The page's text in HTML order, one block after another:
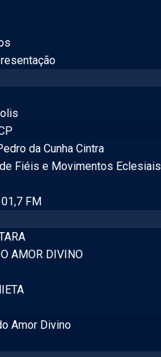
da Cunha Cintra
Fiéis e Movimentos Eclesiais
FM
AMOR DIVINO
Amor Divino